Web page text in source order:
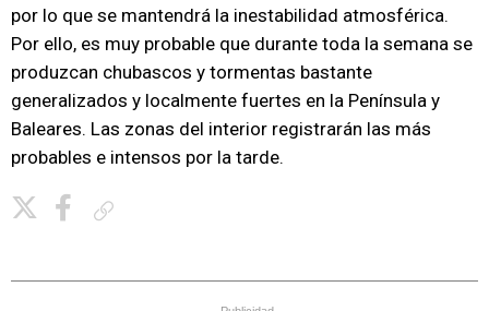
por lo que se mantendrá la inestabilidad atmosférica.
Por ello, es muy probable que durante toda la semana se
produzcan chubascos y tormentas bastante
generalizados y localmente fuertes en la Península y
Baleares. Las zonas del interior registrarán las más
probables e intensos por la tarde.